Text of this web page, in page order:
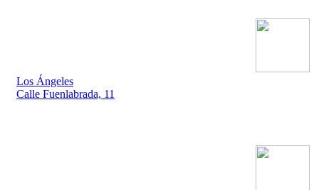
Los Ángeles
Calle Fuenlabrada, 11